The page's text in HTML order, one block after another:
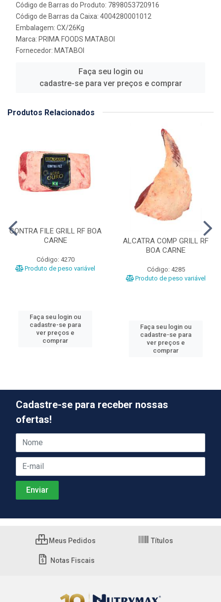
Código de Barras do Produto: 7898053720916
Código de Barras da Caixa: 4004280001012
Embalagem: CX/26Kg
Marca: PRIMA FOODS MATABOI
Fornecedor: MATABOI
Faça seu login ou
cadastre-se para ver preços e comprar
Produtos Relacionados
CONTRA FILE GRILL RF BOA
CARNE
Código: 4270
Produto de peso variável
Faça seu login ou
cadastre-se para
ver preços e
comprar
ALCATRA COMP GRILL RF
BOA CARNE
Código: 4285
Produto de peso variável
Faça seu login ou
cadastre-se para
ver preços e
comprar
Cadastre-se para receber nossas
ofertas!
Meus Pedidos Títulos
Notas Fiscais